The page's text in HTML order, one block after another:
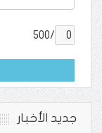
/500
جديد الأخبار